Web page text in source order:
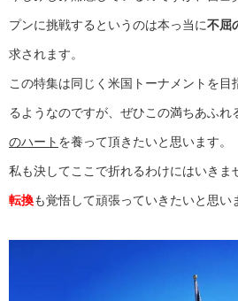
プンに挑戦するというのは本っ当に不屈
求されます。
この特集は同じく米国トーナメントを
るようなのですが、ぜひこの満ちあふれ
のハート を養って頂きたいと思います。
私も決してここで折れるわけにはいきま
転換も覚悟して頑張っていきたいと思い